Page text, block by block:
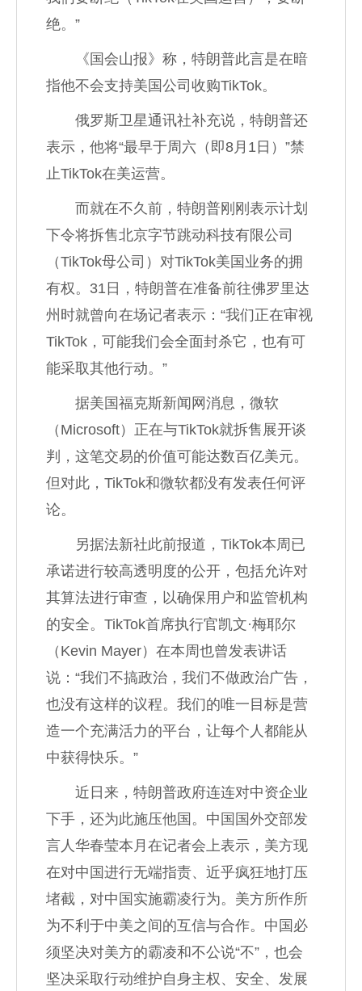
绝。”
《国会山报》称，特朗普此言是在暗
指他不会支持美国公司收购TikTok。
俄罗斯卫星通讯社补充说，特朗普还
表示，他将“最早于周六（即8月1日）”禁
止TikTok在美运营。
而就在不久前，特朗普刚刚表示计划
下令将拆售北京字节跳动科技有限公司
（TikTok母公司）对TikTok美国业务的拥
有权。31日，特朗普在准备前往佛罗里达
州时就曾向在场记者表示：“我们正在审视
TikTok，可能我们会全面封杀它，也有可
能采取其他行动。”
据美国福克斯新闻网消息，微软
（Microsoft）正在与TikTok就拆售展开谈
判，这笔交易的价值可能达数百亿美元。
但对此，TikTok和微软都没有发表任何评
论。
另据法新社此前报道，TikTok本周已
承诺进行较高透明度的公开，包括允许对
其算法进行审查，以确保用户和监管机构
的安全。TikTok首席执行官凯文·梅耶尔
（Kevin Mayer）在本周也曾发表讲话
说：“我们不搞政治，我们不做政治广告，
也没有这样的议程。我们的唯一目标是营
造一个充满活力的平台，让每个人都能从
中获得快乐。”
近日来，特朗普政府连连对中资企业
下手，还为此施压他国。中国国外交部发
言人华春莹本月在记者会上表示，美方现
在对中国进行无端指责、近乎疯狂地打压
堵截，对中国实施霸凌行为。美方所作所
为不利于中美之间的互信与合作。中国必
须坚决对美方的霸凌和不公说“不”，也会
坚决采取行动维护自身主权、安全、发展